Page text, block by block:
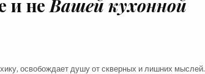
и не Вашей кухонной
освобождает душу от скверных и лишних мыслей.